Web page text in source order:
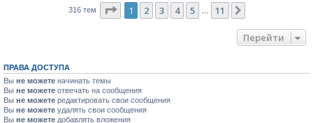
316 тем Страница из 11
1 2 3 4 5 11
Перейти
ПРАВА ДОСТУПА
Вы не можете начинать темы
Вы не можете отвечать на сообщения
Вы не можете редактировать свои сообщения
Вы не можете удалять свои сообщения
Вы не можете добавлять вложения